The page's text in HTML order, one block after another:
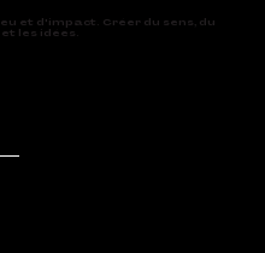
et d'impact. Créer du sens, du
les idées.